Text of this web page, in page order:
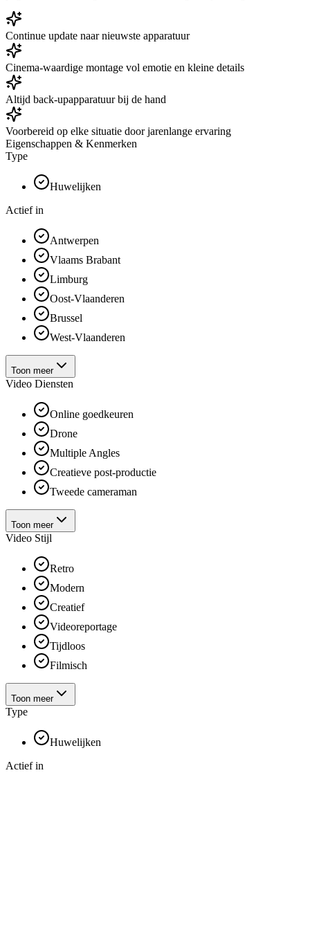
Continue update naar nieuwste apparatuur
Cinema-waardige montage vol emotie en kleine details
Altijd back-upapparatuur bij de hand
Voorbereid op elke situatie door jarenlange ervaring
Eigenschappen & Kenmerken
Type
Huwelijken
Actief in
Antwerpen
Vlaams Brabant
Limburg
Oost-Vlaanderen
Brussel
West-Vlaanderen
Toon meer
Video Diensten
Online goedkeuren
Drone
Multiple Angles
Creatieve post-productie
Tweede cameraman
Toon meer
Video Stijl
Retro
Modern
Creatief
Videoreportage
Tijdloos
Filmisch
Toon meer
Type
Huwelijken
Actief in